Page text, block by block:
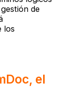
de
los
el